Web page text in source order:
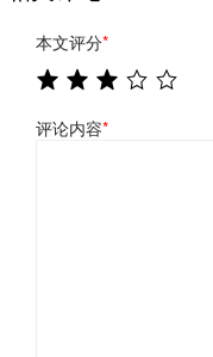
本文评分*
评论内容*